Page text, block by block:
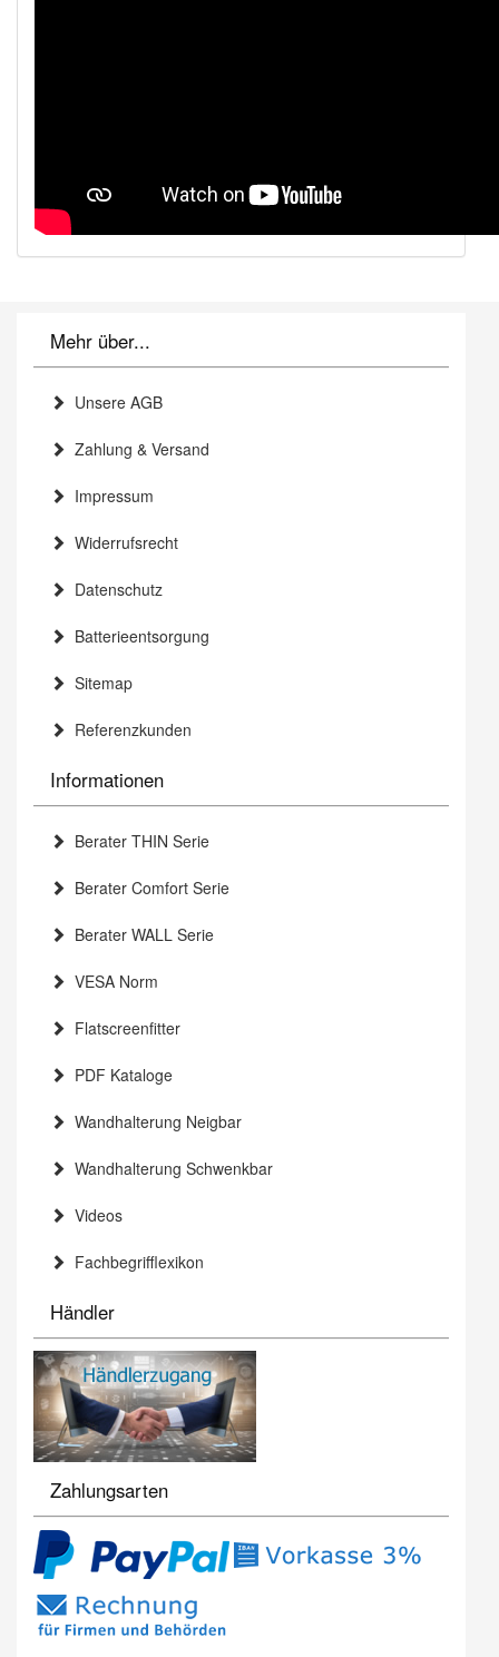
Mehr über...
Unsere AGB
Zahlung & Versand
Impressum
Widerrufsrecht
Datenschutz
Batterieentsorgung
Sitemap
Referenzkunden
Informationen
Berater THIN Serie
Berater Comfort Serie
Berater WALL Serie
VESA Norm
Flatscreenfitter
PDF Kataloge
Wandhalterung Neigbar
Wandhalterung Schwenkbar
Videos
Fachbegrifflexikon
Händler
Zahlungsarten